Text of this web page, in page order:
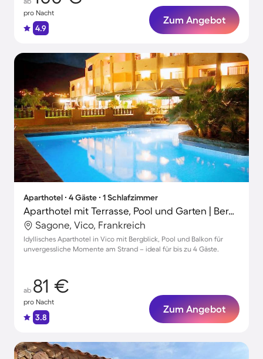
pro Nacht
4.9
Zum Angebot
Aparthotel ∙ 4 Gäste ∙ 1 Schlafzimmer
Aparthotel mit Terrasse, Pool und Garten | Bergblick
Sagone, Vico, Frankreich
Idyllisches Aparthotel in Vico mit Bergblick, Pool und Balkon für
unvergessliche Momente am Strand – ideal für bis zu 4 Gäste.
ab 81 €
pro Nacht
3.8
Zum Angebot